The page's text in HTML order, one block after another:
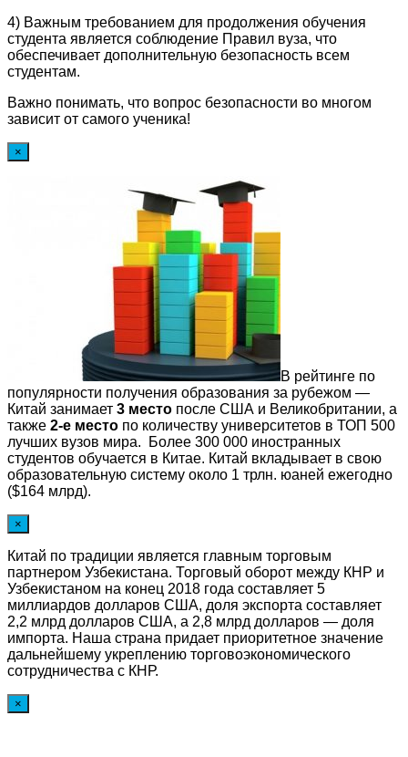
4) Важным требованием для продолжения обучения
студента является соблюдение Правил вуза, что
обеспечивает дополнительную безопасность всем
студентам.
Важно понимать, что вопрос безопасности во многом
зависит от самого ученика!
×
В рейтинге по
популярности получения образования за рубежом —
Китай занимает 3 место после США и Великобритании, а
также 2-е место по количеству университетов в ТОП 500
лучших вузов мира. Более 300 000 иностранных
студентов обучается в Китае. Китай вкладывает в свою
образовательную систему около 1 трлн. юаней ежегодно
($164 млрд).
×
Китай по традиции является главным торговым
партнером Узбекистана. Торговый оборот между КНР и
Узбекистаном на конец 2018 года составляет 5
миллиардов долларов США, доля экспорта составляет
2,2 млрд долларов США, а 2,8 млрд долларов — доля
импорта. Наша страна придает приоритетное значение
дальнейшему укреплению торговоэкономического
сотрудничества с КНР.
×